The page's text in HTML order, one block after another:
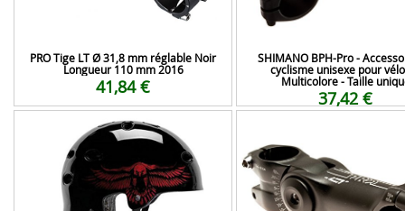
PRO Tige LT Ø 31,8 mm réglable Noir
Longueur 110 mm 2016
41,84 €
SHIMANO BPH-Pro -
cyclisme unisexe pour
Multicolore - Taille
37,42 €